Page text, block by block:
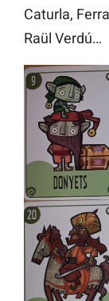
Caturla,
Raül Verdú…